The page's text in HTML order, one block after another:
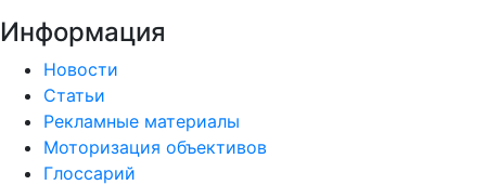
Информация
Новости
Статьи
Рекламные материалы
Моторизация объективов
Глоссарий